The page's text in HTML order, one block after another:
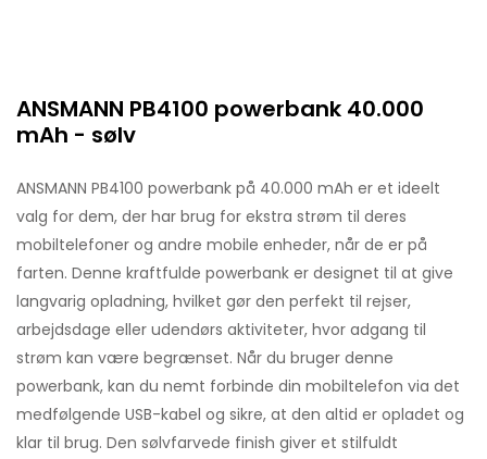
ANSMANN PB4100 powerbank 40.000
mAh - sølv
ANSMANN PB4100 powerbank på 40.000 mAh er et ideelt
valg for dem, der har brug for ekstra strøm til deres
mobiltelefoner og andre mobile enheder, når de er på
farten. Denne kraftfulde powerbank er designet til at give
langvarig opladning, hvilket gør den perfekt til rejser,
arbejdsdage eller udendørs aktiviteter, hvor adgang til
strøm kan være begrænset. Når du bruger denne
powerbank, kan du nemt forbinde din mobiltelefon via det
medfølgende USB-kabel og sikre, at den altid er opladet og
klar til brug. Den sølvfarvede finish giver et stilfuldt